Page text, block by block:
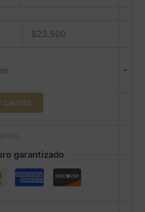
$23.500
-
carrito
garantizado